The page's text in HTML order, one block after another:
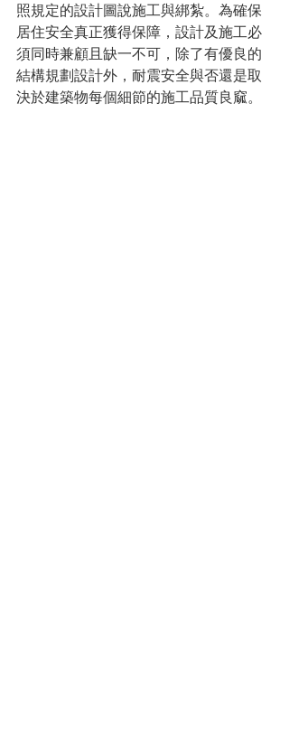
照規定的設計圖說施工與綁紮。為確保
居住安全真正獲得保障，設計及施工必
須同時兼顧且缺一不可，除了有優良的
結構規劃設計外，耐震安全與否還是取
決於建築物每個細節的施工品質良窳。